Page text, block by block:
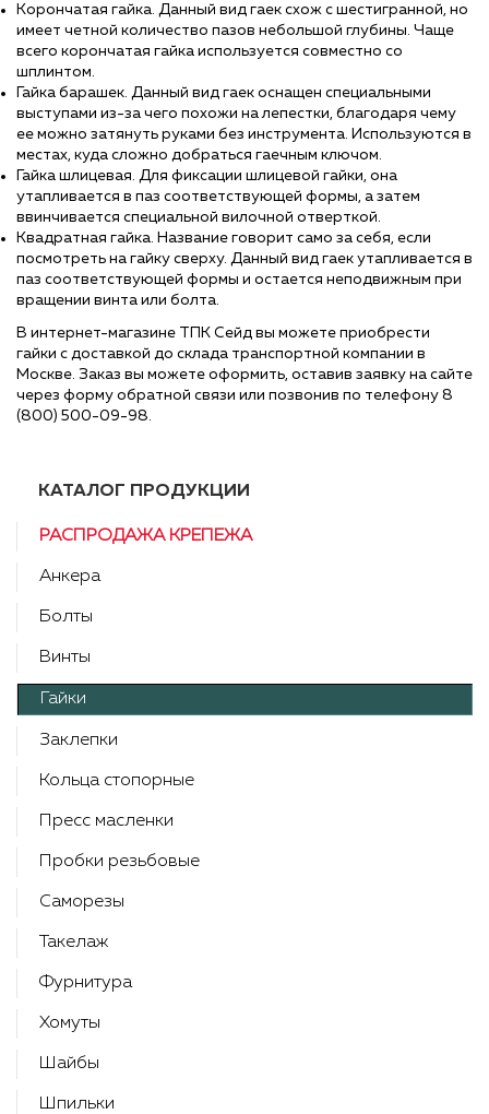
Корончатая гайка. Данный вид гаек схож с шестигранной, но
имеет четной количество пазов небольшой глубины. Чаще
всего корончатая гайка используется совместно со
шплинтом.
Гайка барашек. Данный вид гаек оснащен специальными
выступами из-за чего похожи на лепестки, благодаря чему
ее можно затянуть руками без инструмента. Используются в
местах, куда сложно добраться гаечным ключом.
Гайка шлицевая. Для фиксации шлицевой гайки, она
утапливается в паз соответствующей формы, а затем
ввинчивается специальной вилочной отверткой.
Квадратная гайка. Название говорит само за себя, если
посмотреть на гайку сверху. Данный вид гаек утапливается в
паз соответствующей формы и остается неподвижным при
вращении винта или болта.
В интернет-магазине ТПК Сейд вы можете приобрести
гайки с доставкой до склада транспортной компании в
Москве. Заказ вы можете оформить, оставив заявку на сайте
через форму обратной связи или позвонив по телефону 8
(800) 500-09-98.
КАТАЛОГ ПРОДУКЦИИ
РАСПРОДАЖА КРЕПЕЖА
Анкера
Болты
Винты
Гайки
Заклепки
Кольца стопорные
Пресс масленки
Пробки резьбовые
Саморезы
Такелаж
Фурнитура
Хомуты
Шайбы
Шпильки